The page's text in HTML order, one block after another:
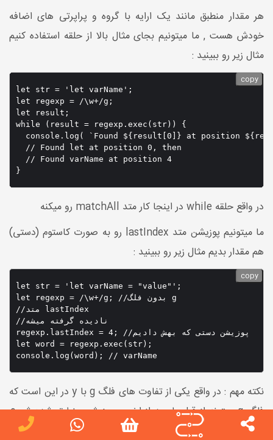
هر مقدار منطبق مانند یک ارایه با گروه و پراپرتی های اضافه
خودش هست , ما میتونیم بجای مثال بالا از حلقه استفاده کنیم
مثال زیر رو ببینید :
let str = 'let varName';
let regexp = /\w+/g;
let result;
while (result = regexp.exec(str)) {
console.log( `Found ${result[0]} at position
  // Found let at position 0, then
  // Found varName at position 4
}
copy
در واقع حلقه while در اینجا کار متد matchAll رو میکنه
ما میتونیم پوزیشن متد lastIndex رو به صورت کاستوم (دستی)
هم مقدار بدیم مثال زیر رو ببینید :
let str = 'let varName = "value"';
let regexp = /\w+/g; //بدون فلگ g
//متد lastIndex
//نادیده گرفته میشه
regexp.lastIndex = 4; //پوزیشن دستی که بهش دادیم
let word = regexp.exec(str);
copy
نکته مهم : در واقع یکی از تفاوت های فلگ g با y در این است که
فلگ g میتونه از قبل یا بعد از اخرین پوزیشن منطبق شده شروع
کنه به ثبت پوزیشن توی پراپرتی lastIndex یعنی اگر شما